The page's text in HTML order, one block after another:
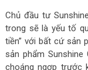
Chủ đầu tư
trong sẽ là yếu tố
tiền” với bất cứ sản
sản phẩm
choáng ngợp trước